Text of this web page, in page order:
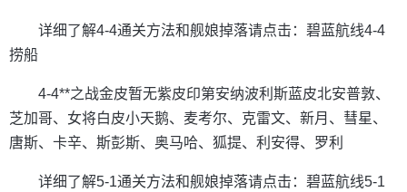
详细了解4-4通关方法和舰娘掉落请点击：碧蓝航线4-4
捞船
4-4**之战金皮暂无紫皮印第安纳波利斯蓝皮北安普敦、
芝加哥、女将白皮小天鹅、麦考尔、克雷文、新月、彗星、
唐斯、卡辛、斯彭斯、奥马哈、狐提、利安得、罗利
详细了解5-1通关方法和舰娘掉落请点击：碧蓝航线5-1